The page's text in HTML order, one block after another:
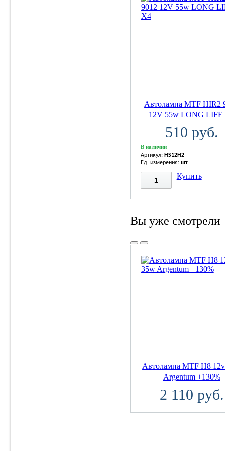
Автолампа MTF HIR2
12V 55w LONG LIFE
510 руб.
В наличии
Артикул: HS12H2
Ед. измерения: шт
Купить
Вы уже смотрели
Автолампа MTF H8
Argentum +130%
2 110 руб.